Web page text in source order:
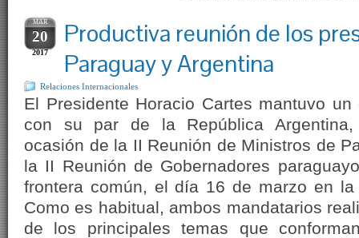
MAR
20
2017
Productiva reunión de los
Paraguay y Argentina
Relaciones Internacionales
El Presidente Horacio Cartes mantuvo
con su par de la República
ocasión de la II Reunión de Ministros de
la II Reunión de Gobernadores
frontera común, el día 16 de marzo en la
Como es habitual, ambos mandatarios
de los principales temas que